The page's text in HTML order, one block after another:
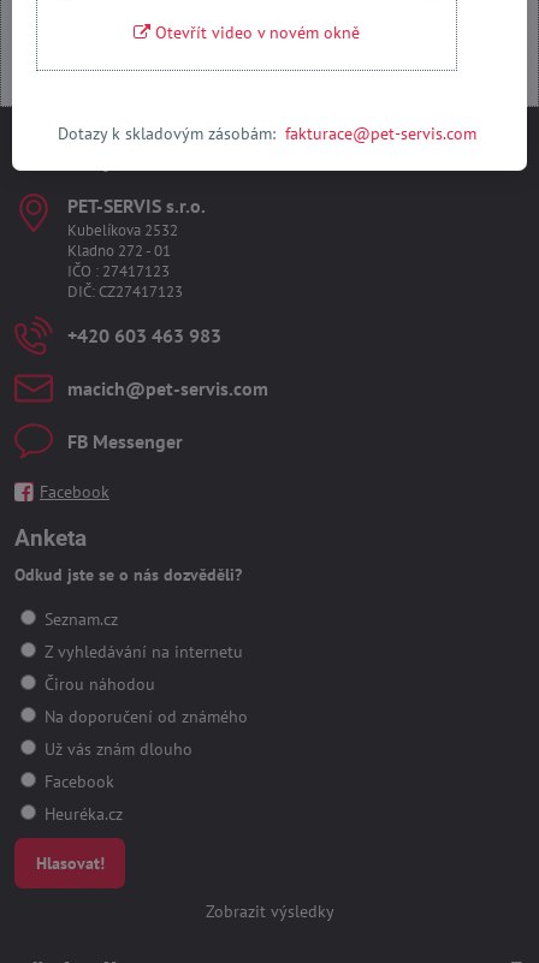
PET-SERVIS s​.r​.o​.
Kubelíkova 2532
Kladno 272 - 01
IČO : 27417123
DIČ: CZ27417123
+420 603 463 983
macich​@pet-servis​.com
FB Messenger
Facebook
Anketa
Odkud jste se o nás dozvěděli?
Seznam.cz
Z vyhledávání na internetu
Čirou náhodou
Na doporučení od známého
Už vás znám dlouho
Facebook
Heuréka.cz
Hlasovat!
Zobrazit výsledky
Otevřít video v novém okně
Dotazy k skladovým zásobám:fakturace@pet-servis.com